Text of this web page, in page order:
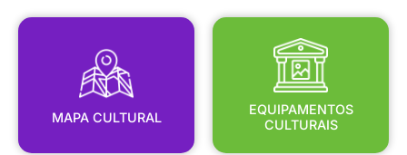
MAPA CULTURAL
MAPA CULTURAL
EQUIPAMENTOS
CULTURAIS
EQUIPAMENTOS
CULTURAIS